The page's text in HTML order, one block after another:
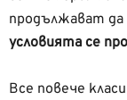
продължават да
условията се
Все повече